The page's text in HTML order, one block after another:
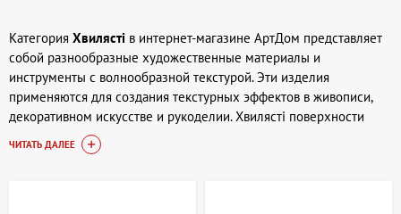
Категория Хвилясті в интернет-магазине АртДом представляет
собой разнообразные художественные материалы и
инструменты с волнообразной текстурой. Эти изделия
применяются для создания текстурных эффектов в живописи,
декоративном искусстве и рукоделии. Хвилясті поверхности
помогают художникам придавать работе дополнительный объем
и динамику, реализовывать нестандартные композиционные
ЧИТАТЬ ДАЛЕЕ